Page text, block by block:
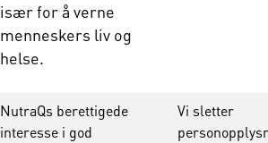
især for å verne
menneskers liv og
helse.
NutraQs berettigede
interesse i god
Vi sletter